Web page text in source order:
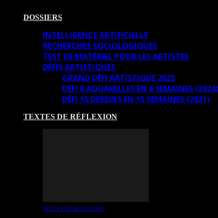
DOSSIERS
INTELLIGENCE ARTIFICIELLE
RECHERCHES SOCIOLOGIQUES
TEST DE MATÉRIEL POUR LES ARTISTES
DÉFIS ARTISTIQUES
GRAND DÉFI ARTISTIQUE 2025
DÉFI 6 AQUARELLES EN 6 SEMAINES (2024)
DÉFI 15 DESSINS EN 15 SEMAINES (2021)
TEXTES DE RÉFLEXION
TEXTES DE RÉFLEXION